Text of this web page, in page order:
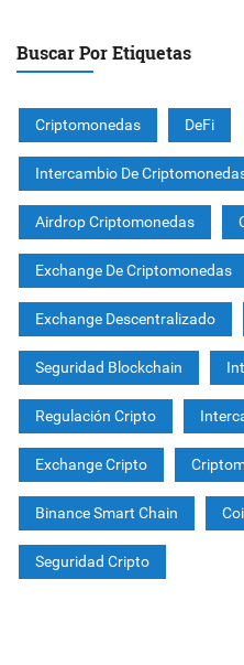
Buscar Por Etiquetas
Criptomonedas DeFi
Intercambio De
Airdrop Criptomonedas
Exchange De Criptomonedas
Exchange Descentralizado
Seguridad Blockchain
Regulación Cripto
Exchange Cripto
Binance Smart Chain
Seguridad Cripto